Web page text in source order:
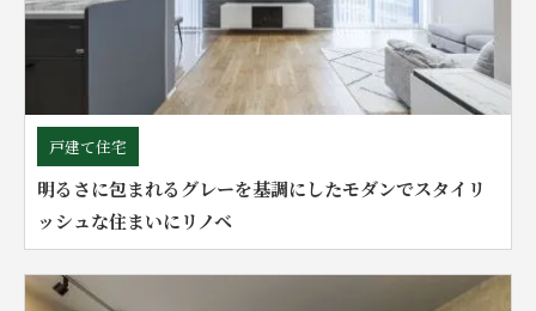
戸建て住宅
明るさに包まれるグレーを基調にしたモダンでスタイリ
ッシュな住まいにリノベ